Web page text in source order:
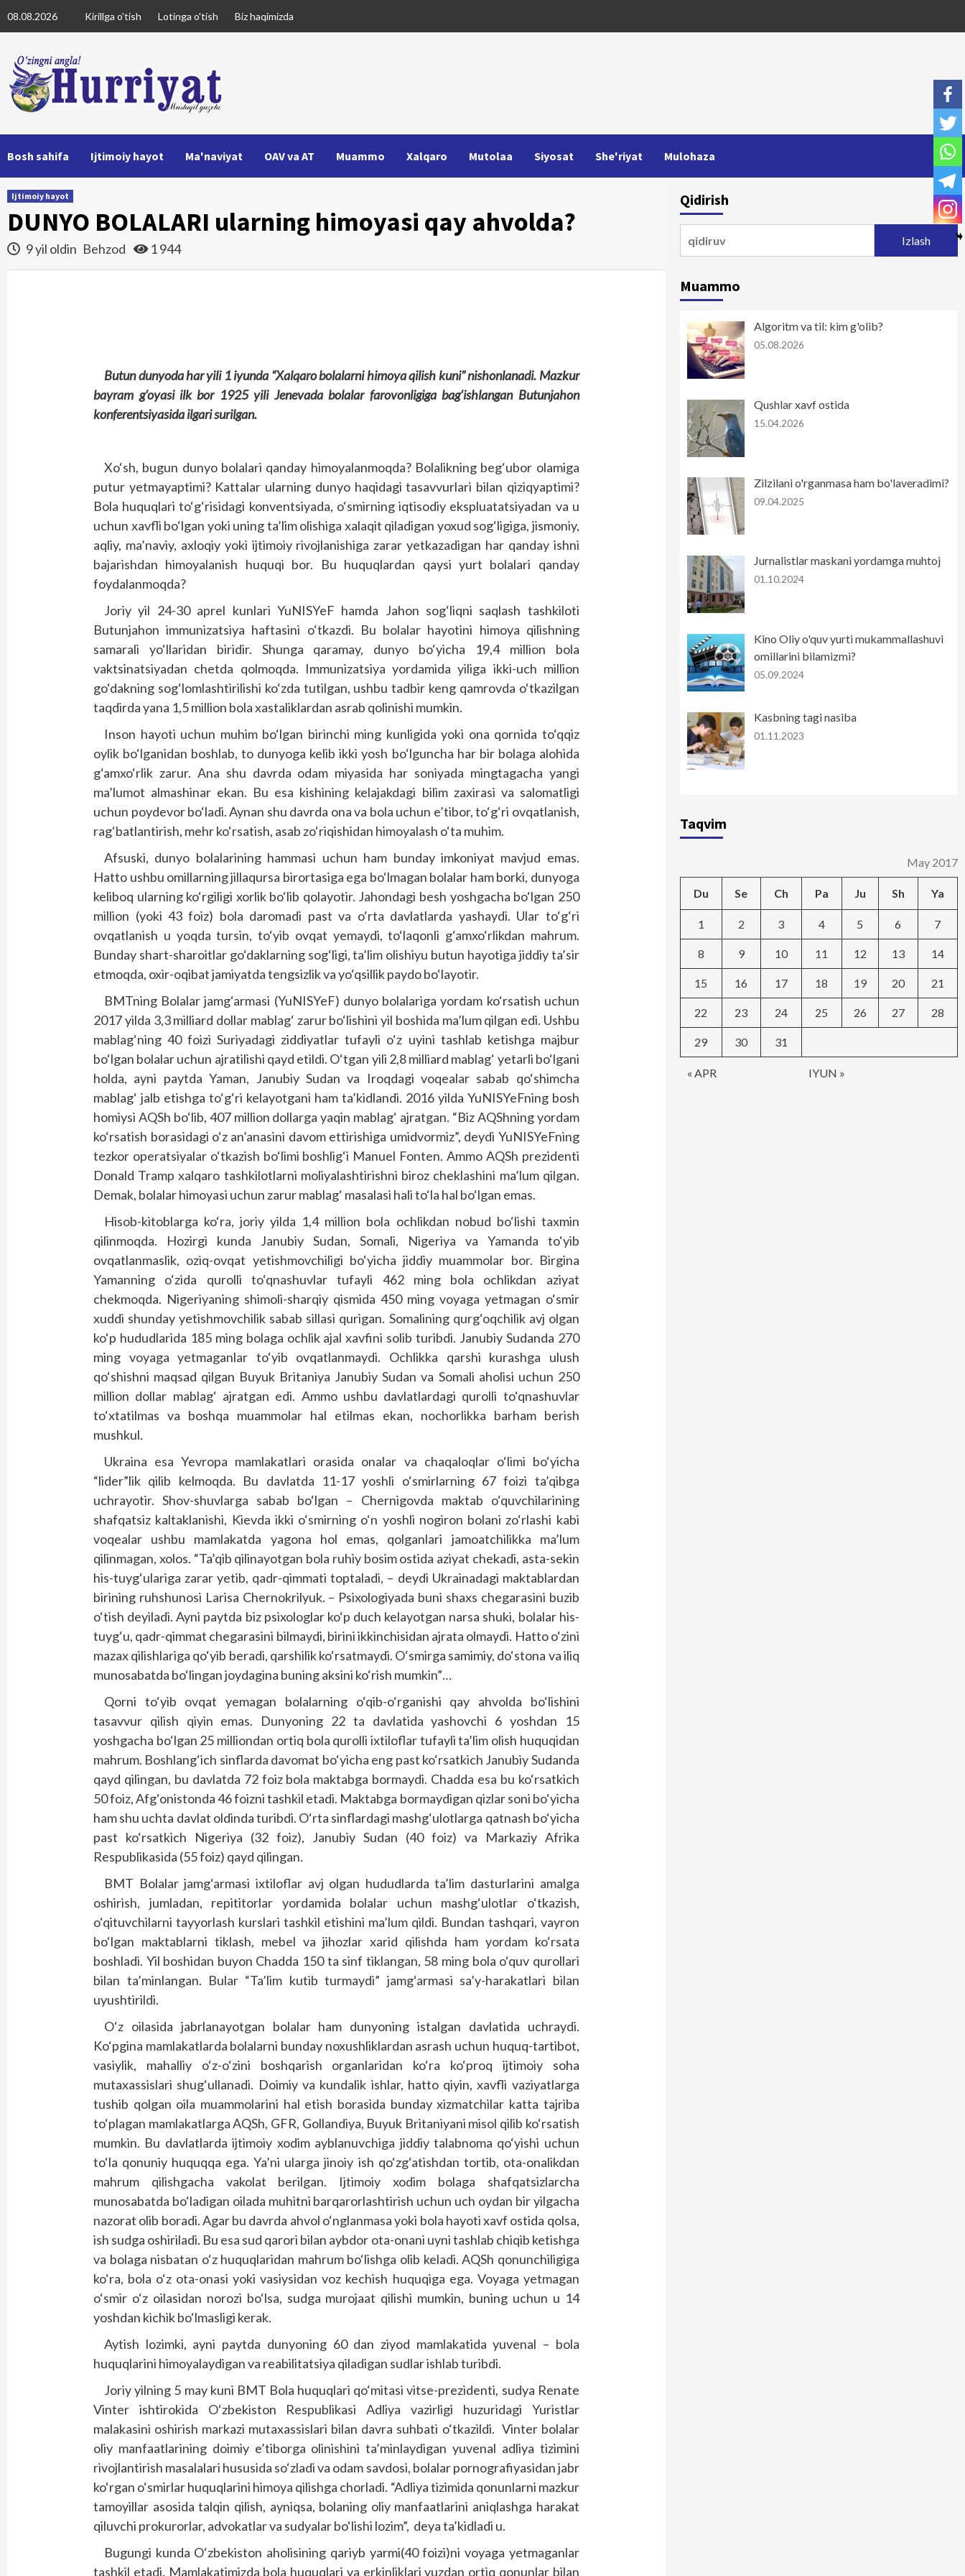
to
08.08.2026 Kirillga o'tish Lotinga o'tish Biz haqimizda
Bosh sahifa Ijtimoiy hayot Ma'naviyat OAV va AT Muammo Xalqaro Mutolaa Siyosat She'riyat Mulohaza
Ijtimoiy hayot
DUNYO BOLALARI ularning himoyasi qay ahvolda?
9 yil oldin Behzod 1 944
Butun dunyoda har yili 1 iyunda “Xalqaro bolalarni himoya qilish kuni” nishonlanadi. Mazkur
bayram g‘oyasi ilk bor 1925 yili Jenevada bolalar farovonligiga bag‘ishlangan Butunjahon
konferentsiyasida ilgari surilgan.
Xo‘sh, bugun dunyo bolalari qanday himoyalanmoqda? Bolalikning beg‘ubor olamiga
putur yetmayaptimi? Kattalar ularning dunyo haqidagi tasavvurlari bilan qiziqyaptimi?
Bola huquqlari to‘g‘risidagi konventsiyada, o‘smirning iqtisodiy ekspluatatsiyadan va u
uchun xavfli bo‘lgan yoki uning ta’lim olishiga xalaqit qiladigan yoxud sog‘ligiga, jismoniy,
aqliy, ma’naviy, axloqiy yoki ijtimoiy rivojlanishiga zarar yetkazadigan har qanday ishni
bajarishdan himoyalanish huquqi bor. Bu huquqlardan qaysi yurt bolalari qanday
foydalanmoqda?
Joriy yil 24-30 aprel kunlari YuNISYeF hamda Jahon sog‘liqni saqlash tashkiloti
Butunjahon immunizatsiya haftasini o‘tkazdi. Bu bolalar hayotini himoya qilishning
samarali yo‘llaridan biridir. Shunga qaramay, dunyo bo‘yicha 19,4 million bola
vaktsinatsiyadan chetda qolmoqda. Immunizatsiya yordamida yiliga ikki-uch million
go‘dakning sog‘lomlashtirilishi ko‘zda tutilgan, ushbu tadbir keng qamrovda o‘tkazilgan
taqdirda yana 1,5 million bola xastaliklardan asrab qolinishi mumkin.
Inson hayoti uchun muhim bo‘lgan birinchi ming kunligida yoki ona qornida to‘qqiz
oylik bo‘lganidan boshlab, to dunyoga kelib ikki yosh bo‘lguncha har bir bolaga alohida
g‘amxo‘rlik zarur. Ana shu davrda odam miyasida har soniyada mingtagacha yangi
ma’lumot almashinar ekan. Bu esa kishining kelajakdagi bilim zaxirasi va salomatligi
uchun poydevor bo‘ladi. Aynan shu davrda ona va bola uchun e’tibor, to‘g‘ri ovqatlanish,
rag‘batlantirish, mehr ko‘rsatish, asab zo‘riqishidan himoyalash o‘ta muhim.
Afsuski, dunyo bolalarining hammasi uchun ham bunday imkoniyat mavjud emas.
Hatto ushbu omillarning jillaqursa birortasiga ega bo‘lmagan bolalar ham borki, dunyoga
keliboq ularning ko‘rgiligi xorlik bo‘lib qolayotir. Jahondagi besh yoshgacha bo‘lgan 250
million (yoki 43 foiz) bola daromadi past va o‘rta davlatlarda yashaydi. Ular to‘g‘ri
ovqatlanish u yoqda tursin, to‘yib ovqat yemaydi, to‘laqonli g‘amxo‘rlikdan mahrum.
Bunday shart-sharoitlar go‘daklarning sog‘ligi, ta’lim olishiyu butun hayotiga jiddiy ta’sir
etmoqda, oxir-oqibat jamiyatda tengsizlik va yo‘qsillik paydo bo‘layotir.
BMTning Bolalar jamg‘armasi (YuNISYeF) dunyo bolalariga yordam ko‘rsatish uchun
2017 yilda 3,3 milliard dollar mablag‘ zarur bo‘lishini yil boshida ma’lum qilgan edi. Ushbu
mablag‘ning 40 foizi Suriyadagi ziddiyatlar tufayli o‘z uyini tashlab ketishga majbur
bo‘lgan bolalar uchun ajratilishi qayd etildi. O‘tgan yili 2,8 milliard mablag‘ yetarli bo‘lgani
holda, ayni paytda Yaman, Janubiy Sudan va Iroqdagi voqealar sabab qo‘shimcha
mablag‘ jalb etishga to‘g‘ri kelayotgani ham ta’kidlandi. 2016 yilda YuNISYeFning bosh
homiysi AQSh bo‘lib, 407 million dollarga yaqin mablag‘ ajratgan. “Biz AQShning yordam
ko‘rsatish borasidagi o‘z an’anasini davom ettirishiga umidvormiz”, deydi YuNISYeFning
tezkor operatsiyalar o‘tkazish bo‘limi boshlig‘i Manuel Fonten. Ammo AQSh prezidenti
Donald Tramp xalqaro tashkilotlarni moliyalashtirishni biroz cheklashini ma’lum qilgan.
Demak, bolalar himoyasi uchun zarur mablag‘ masalasi hali to‘la hal bo‘lgan emas.
Hisob-kitoblarga ko‘ra, joriy yilda 1,4 million bola ochlikdan nobud bo‘lishi taxmin
qilinmoqda. Hozirgi kunda Janubiy Sudan, Somali, Nigeriya va Yamanda to‘yib
ovqatlanmaslik, oziq-ovqat yetishmovchiligi bo‘yicha jiddiy muammolar bor. Birgina
Yamanning o‘zida qurolli to‘qnashuvlar tufayli 462 ming bola ochlikdan aziyat
chekmoqda. Nigeriyaning shimoli-sharqiy qismida 450 ming voyaga yetmagan o‘smir
xuddi shunday yetishmovchilik sabab sillasi qurigan. Somalining qurg‘oqchilik avj olgan
ko‘p hududlarida 185 ming bolaga ochlik ajal xavfini solib turibdi. Janubiy Sudanda 270
ming voyaga yetmaganlar to‘yib ovqatlanmaydi. Ochlikka qarshi kurashga ulush
qo‘shishni maqsad qilgan Buyuk Britaniya Janubiy Sudan va Somali aholisi uchun 250
million dollar mablag‘ ajratgan edi. Ammo ushbu davlatlardagi qurolli to‘qnashuvlar
to‘xtatilmas va boshqa muammolar hal etilmas ekan, nochorlikka barham berish
mushkul.
Ukraina esa Yevropa mamlakatlari orasida onalar va chaqaloqlar o‘limi bo‘yicha
“lider”lik qilib kelmoqda. Bu davlatda 11-17 yoshli o‘smirlarning 67 foizi ta’qibga
uchrayotir. Shov-shuvlarga sabab bo‘lgan – Chernigovda maktab o‘quvchilarining
shafqatsiz kaltaklanishi, Kievda ikki o‘smirning o‘n yoshli nogiron bolani zo‘rlashi kabi
voqealar ushbu mamlakatda yagona hol emas, qolganlari jamoatchilikka ma’lum
qilinmagan, xolos. “Ta’qib qilinayotgan bola ruhiy bosim ostida aziyat chekadi, asta-sekin
his-tuyg‘ulariga zarar yetib, qadr-qimmati toptaladi, – deydi Ukrainadagi maktablardan
birining ruhshunosi Larisa Chernokrilyuk. – Psixologiyada buni shaxs chegarasini buzib
o‘tish deyiladi. Ayni paytda biz psixologlar ko‘p duch kelayotgan narsa shuki, bolalar his-
tuyg‘u, qadr-qimmat chegarasini bilmaydi, birini ikkinchisidan ajrata olmaydi. Hatto o‘zini
mazax qilishlariga qo‘yib beradi, qarshilik ko‘rsatmaydi. O‘smirga samimiy, do‘stona va iliq
munosabatda bo‘lingan joydagina buning aksini ko‘rish mumkin”…
Qorni to‘yib ovqat yemagan bolalarning o‘qib-o‘rganishi qay ahvolda bo‘lishini
tasavvur qilish qiyin emas. Dunyoning 22 ta davlatida yashovchi 6 yoshdan 15
yoshgacha bo‘lgan 25 milliondan ortiq bola qurolli ixtiloflar tufayli ta’lim olish huquqidan
mahrum. Boshlang‘ich sinflarda davomat bo‘yicha eng past ko‘rsatkich Janubiy Sudanda
qayd qilingan, bu davlatda 72 foiz bola maktabga bormaydi. Chadda esa bu ko‘rsatkich
50 foiz, Afg‘onistonda 46 foizni tashkil etadi. Maktabga bormaydigan qizlar soni bo‘yicha
ham shu uchta davlat oldinda turibdi. O‘rta sinflardagi mashg‘ulotlarga qatnash bo‘yicha
past ko‘rsatkich Nigeriya (32 foiz), Janubiy Sudan (40 foiz) va Markaziy Afrika
Respublikasida (55 foiz) qayd qilingan.
BMT Bolalar jamg‘armasi ixtiloflar avj olgan hududlarda ta’lim dasturlarini amalga
oshirish, jumladan, repititorlar yordamida bolalar uchun mashg‘ulotlar o‘tkazish,
o‘qituvchilarni tayyorlash kurslari tashkil etishini ma’lum qildi. Bundan tashqari, vayron
bo‘lgan maktablarni tiklash, mebel va jihozlar xarid qilishda ham yordam ko‘rsata
boshladi. Yil boshidan buyon Chadda 150 ta sinf tiklangan, 58 ming bola o‘quv qurollari
bilan ta’minlangan. Bular “Ta’lim kutib turmaydi” jamg‘armasi sa’y-harakatlari bilan
uyushtirildi.
O‘z oilasida jabrlanayotgan bolalar ham dunyoning istalgan davlatida uchraydi.
Ko‘pgina mamlakatlarda bolalarni bunday noxushliklardan asrash uchun huquq-tartibot,
vasiylik, mahalliy o‘z-o‘zini boshqarish organlaridan ko‘ra ko‘proq ijtimoiy soha
mutaxassislari shug‘ullanadi. Doimiy va kundalik ishlar, hatto qiyin, xavfli vaziyatlarga
tushib qolgan oila muammolarini hal etish borasida bunday xizmatchilar katta tajriba
to‘plagan mamlakatlarga AQSh, GFR, Gollandiya, Buyuk Britaniyani misol qilib ko‘rsatish
mumkin. Bu davlatlarda ijtimoiy xodim ayblanuvchiga jiddiy talabnoma qo‘yishi uchun
to‘la qonuniy huquqqa ega. Ya’ni ularga jinoiy ish qo‘zg‘atishdan tortib, ota-onalikdan
mahrum qilishgacha vakolat berilgan. Ijtimoiy xodim bolaga shafqatsizlarcha
munosabatda bo‘ladigan oilada muhitni barqarorlashtirish uchun uch oydan bir yilgacha
nazorat olib boradi. Agar bu davrda ahvol o‘nglanmasa yoki bola hayoti xavf ostida qolsa,
ish sudga oshiriladi. Bu esa sud qarori bilan aybdor ota-onani uyni tashlab chiqib ketishga
va bolaga nisbatan o‘z huquqlaridan mahrum bo‘lishga olib keladi. AQSh qonunchiligiga
ko‘ra, bola o‘z ota-onasi yoki vasiysidan voz kechish huquqiga ega. Voyaga yetmagan
o‘smir o‘z oilasidan norozi bo‘lsa, sudga murojaat qilishi mumkin, buning uchun u 14
yoshdan kichik bo‘lmasligi kerak.
Aytish lozimki, ayni paytda dunyoning 60 dan ziyod mamlakatida yuvenal – bola
huquqlarini himoyalaydigan va reabilitatsiya qiladigan sudlar ishlab turibdi.
Joriy yilning 5 may kuni BMT Bola huquqlari qo‘mitasi vitse-prezidenti, sudya Renate
Vinter ishtirokida O‘zbekiston Respublikasi Adliya vazirligi huzuridagi Yuristlar
malakasini oshirish markazi mutaxassislari bilan davra suhbati o‘tkazildi. Vinter bolalar
oliy manfaatlarining doimiy e’tiborga olinishini ta’minlaydigan yuvenal adliya tizimini
rivojlantirish masalalari hususida so‘zladi va odam savdosi, bolalar pornografiyasidan jabr
ko‘rgan o‘smirlar huquqlarini himoya qilishga chorladi. “Adliya tizimida qonunlarni mazkur
tamoyillar asosida talqin qilish, ayniqsa, bolaning oliy manfaatlarini aniqlashga harakat
qiluvchi prokurorlar, advokatlar va sudyalar bo‘lishi lozim”, deya ta’kidladi u.
Bugungi kunda O‘zbekiston aholisining qariyb yarmi(40 foizi)ni voyaga yetmaganlar
tashkil etadi. Mamlakatimizda bola huquqlari va erkinliklari yuzdan ortiq qonunlar bilan
Qidirish
Muammo
Algoritm va til: kim g'olib?
05.08.2026
Qushlar xavf ostida
15.04.2026
Zilzilani o'rganmasa ham bo'laveradimi?
09.04.2025
Jurnalistlar maskani yordamga muhtoj
01.10.2024
Kino Oliy o'quv yurti mukammallashuvi
omillarini bilamizmi?
05.09.2024
Kasbning tagi nasiba
01.11.2023
Taqvim
May 2017
Du Se Ch Pa Ju Sh Ya
« APR IYUN »
1 2 3 4 5 6 7
8 9 10 11 12 13 14
15 16 17 18 19 20 21
22 23 24 25 26 27 28
29 30 31